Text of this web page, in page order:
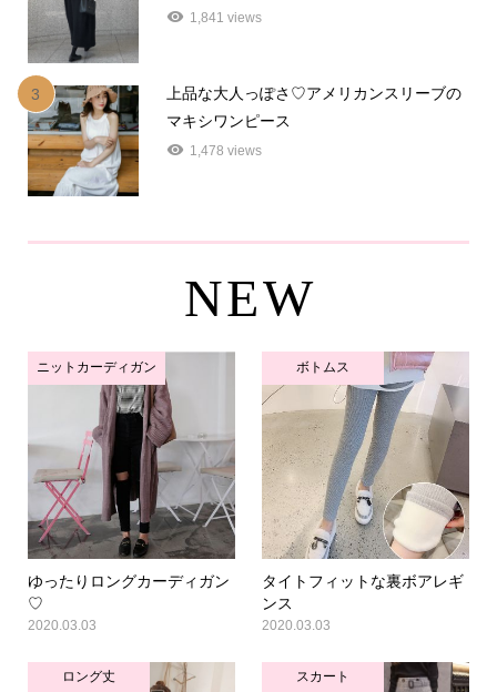
1,841 views
3
上品な大人っぽさ♡アメリカンスリーブの
マキシワンピース
1,478 views
NEW
ニットカーディガン
ゆったりロングカーディガン
♡
2020.03.03
ボトムス
タイトフィットな裏ボアレギ
ンス
2020.03.03
ロング丈 スカート